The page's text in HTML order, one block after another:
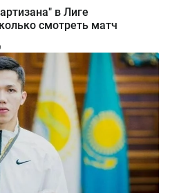
в Лиге
смотреть матч